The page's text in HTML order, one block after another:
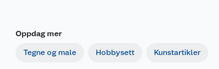
Oppdag mer
Tegne og male Hobbysett Kunstartikler